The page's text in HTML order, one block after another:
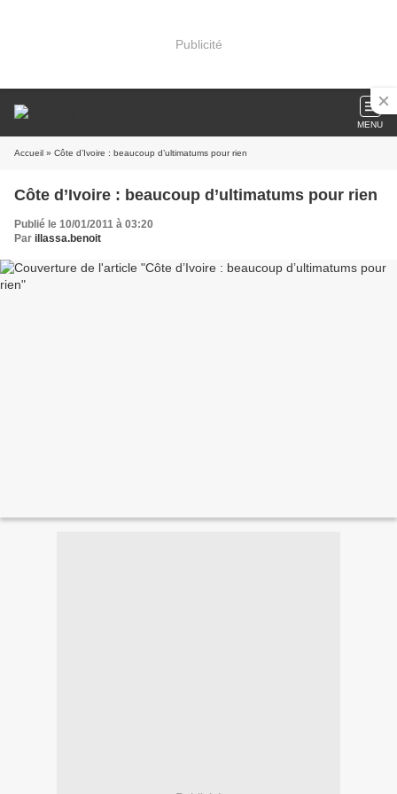
Publicité
MENU
Accueil » Côte d’Ivoire : beaucoup d’ultimatums pour rien
Côte d’Ivoire : beaucoup d’ultimatums pour rien
Publié le 10/01/2011 à 03:20
Par illassa.benoit